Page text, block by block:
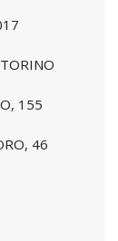
155
46